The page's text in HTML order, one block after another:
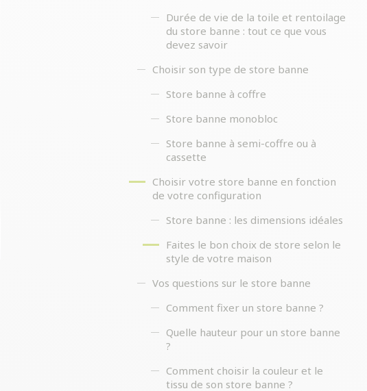
Durée de vie de la toile et rentoilage
du store banne : tout ce que vous
devez savoir
Choisir son type de store banne
Store banne à coffre
Store banne monobloc
Store banne à semi-coffre ou à
cassette
Choisir votre store banne en fonction
de votre configuration
Store banne : les dimensions idéales
Faites le bon choix de store selon le
style de votre maison
Vos questions sur le store banne
Comment fixer un store banne ?
Quelle hauteur pour un store banne
?
Comment choisir la couleur et le
tissu de son store banne ?